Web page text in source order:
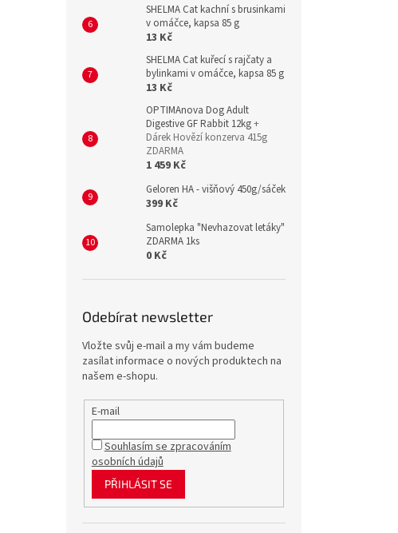
SHELMA Cat kachní s brusinkami
v omáčce, kapsa 85 g
13 Kč
SHELMA Cat kuřecí s rajčaty a
bylinkami v omáčce, kapsa 85 g
13 Kč
OPTIMAnova Dog Adult
Digestive GF Rabbit 12kg+
Dárek Hovězí konzerva 415g
ZDARMA
1 459 Kč
Geloren HA - višňový 450g/sáček
399 Kč
Samolepka "Nevhazovat letáky"
ZDARMA 1ks
0 Kč
Odebírat newsletter
Vložte svůj e-mail a my vám budeme
zasílat informace o nových produktech na
našem e-shopu.
E-mail
Souhlasím se zpracováním
osobních údajů
PŘIHLÁSIT SE